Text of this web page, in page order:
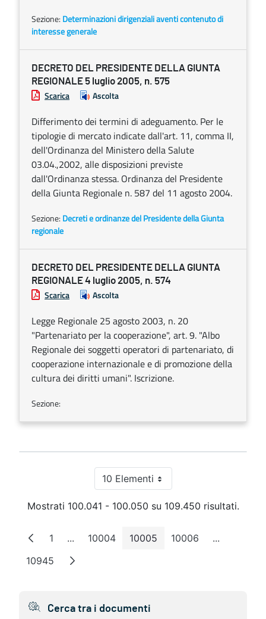
Sezione: Determinazioni dirigenziali aventi contenuto di
interesse generale
DECRETO DEL PRESIDENTE DELLA GIUNTA
REGIONALE 5 luglio 2005, n. 575
Scarica Ascolta
Differimento dei termini di adeguamento. Per le
tipologie di mercato indicate dall'art. 11, comma II,
dell'Ordinanza del Ministero della Salute
03.04.,2002, alle disposizioni previste
dall'Ordinanza stessa. Ordinanza del Presidente
della Giunta Regionale n. 587 del 11 agosto 2004.
Sezione: Decreti e ordinanze del Presidente della Giunta
regionale
DECRETO DEL PRESIDENTE DELLA GIUNTA
REGIONALE 4 luglio 2005, n. 574
Scarica Ascolta
Legge Regionale 25 agosto 2003, n. 20
"Partenariato per la cooperazione", art. 9. "Albo
Regionale dei soggetti operatori di partenariato, di
cooperazione internazionale e di promozione della
cultura dei diritti umani". Iscrizione.
Sezione:
10 ElementiPer pagina
Mostrati 100.041 - 100.050 su 109.450 risultati.
Pagina
1 ...Pagine intermedie
Pagina
10004 Pagina
10005 Pagina
10006 ...Pagine
Pagina
10945
Cerca tra i documenti